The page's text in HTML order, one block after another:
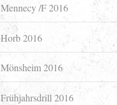
Mennecy /F 2016
Horb 2016
Mönsheim 2016
Frühjahrsdrill 2016